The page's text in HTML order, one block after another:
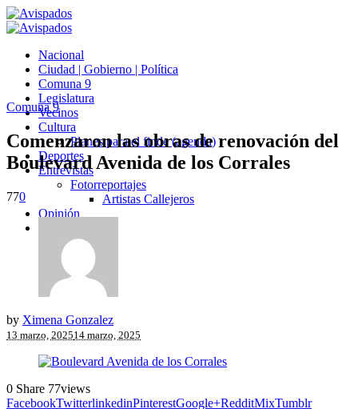
Nacional
Ciudad | Gobierno | Política
Comuna 9
Legislatura
Vecinos
Cultura
Planes para el finde (agenda)
Deportes
Entrevistas
Fotorreportajes
Artistas Callejeros
Opinión
Comuna 9
Comenzaron las obras de renovación del
Boulevard Avenida de los Corrales
770
by Ximena Gonzalez
13 marzo, 202514 marzo, 2025
0 Share 77views
FacebookTwitterlinkedinPinterestGoogle+RedditMixTumblr